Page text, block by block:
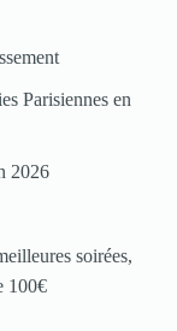
Parisiennes en
2026
soirées,
100€